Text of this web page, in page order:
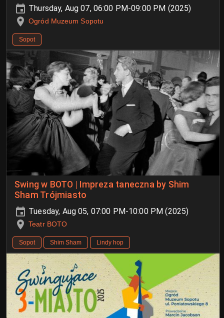
Thursday, Aug 07, 06:00 PM-09:00 PM (2025)
Ogród Muzeum Sopotu
Sopot
Swing w BOTO | Impreza taneczna by Shim
Sham Trójmiasto
Tuesday, Aug 05, 07:00 PM-10:00 PM (2025)
Teatr BOTO
Sopot Shim Sham Lindy hop